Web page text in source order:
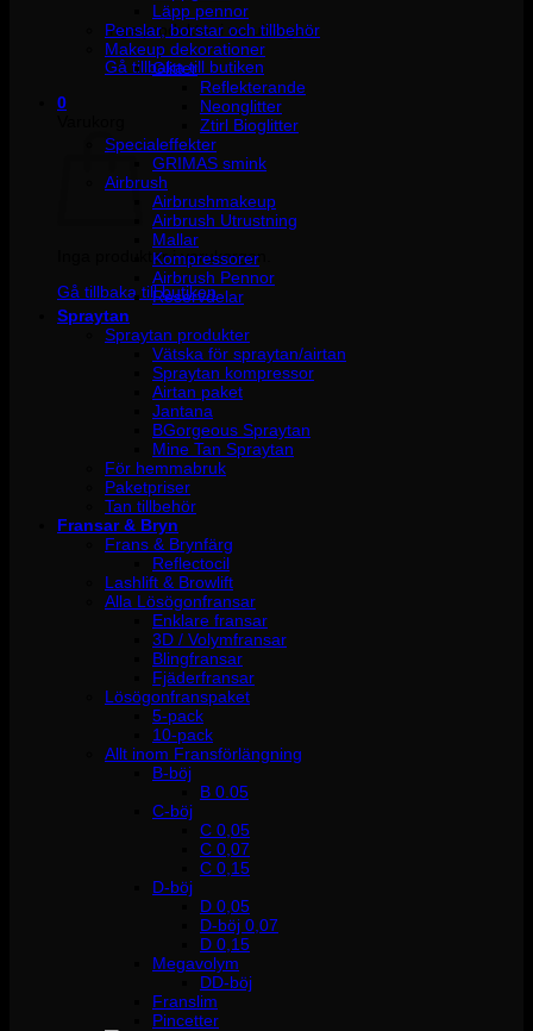
Inga produkter i varukorgen.
Gå tillbaka till butiken
0
Inga produkter i varukorgen.
Gå tillbaka till butiken
Läpp pennor
Penslar, borstar och tillbehör
Makeup dekorationer
Glitter
Reflekterande
Neonglitter
Ztirl Bioglitter
Specialeffekter
GRIMAS smink
Airbrush
Airbrushmakeup
Airbrush Utrustning
Mallar
Kompressorer
Airbrush Pennor
Reservdelar
Spraytan
Spraytan produkter
Vätska för spraytan/airtan
Spraytan kompressor
Airtan paket
Jantana
BGorgeous Spraytan
Mine Tan Spraytan
För hemmabruk
Paketpriser
Tan tillbehör
Fransar & Bryn
Frans & Brynfärg
Reflectocil
Lashlift & Browlift
Alla Lösögonfransar
Enklare fransar
3D / Volymfransar
Blingfransar
Fjäderfransar
Lösögonfranspaket
5-pack
10-pack
Allt inom Fransförlängning
B-böj
B 0.05
C-böj
C 0,05
C 0,07
C 0,15
D-böj
D 0,05
D-böj 0,07
D 0,15
Megavolym
DD-böj
Franslim
Pincetter